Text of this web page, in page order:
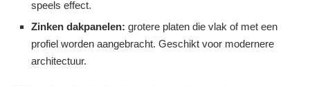
speels effect.
Zinken dakpanelen: grotere platen die vlak of met een
profiel worden aangebracht. Geschikt voor modernere
architectuur.